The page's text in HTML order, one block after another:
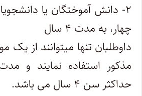
۲- دانش آموختگان یا
چهار، به مدت ۴ سال
داوطلبان تنها میتوانند از یک
مذکور استفاده نمایند و
حداکثر سن ۴ سال می باشد.